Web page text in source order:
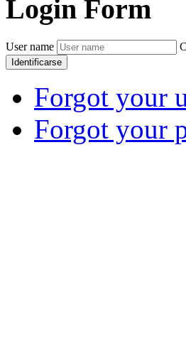
Login Form
User name
Identificarse
Forgot your
Forgot your